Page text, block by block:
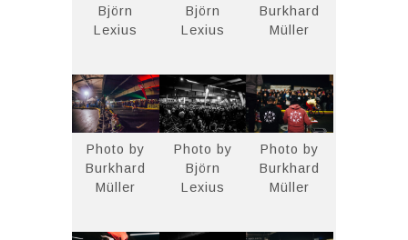
Björn
Lexius
Björn
Lexius
Burkhard
Müller
Photo by
Burkhard
Müller
Photo by
Björn
Lexius
Photo by
Burkhard
Müller